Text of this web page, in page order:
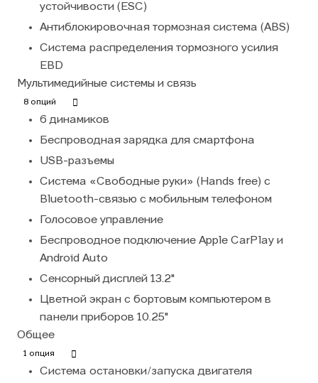
устойчивости (ESC)
Антиблокировочная тормозная система (ABS)
Система распределения тормозного усилия
EBD
Мультимедийные системы и связь
8 опций
6 динамиков
Беспроводная зарядка для смартфона
USB-разъемы
Система «Свободные руки» (Hands free) с
Bluetooth-связью с мобильным телефоном
Голосовое управление
Беспроводное подключение Apple CarPlay и
Android Auto
Сенсорный дисплей 13.2"
Цветной экран с бортовым компьютером в
панели приборов 10.25"
Общее
1 опция
Система остановки/запуска двигателя